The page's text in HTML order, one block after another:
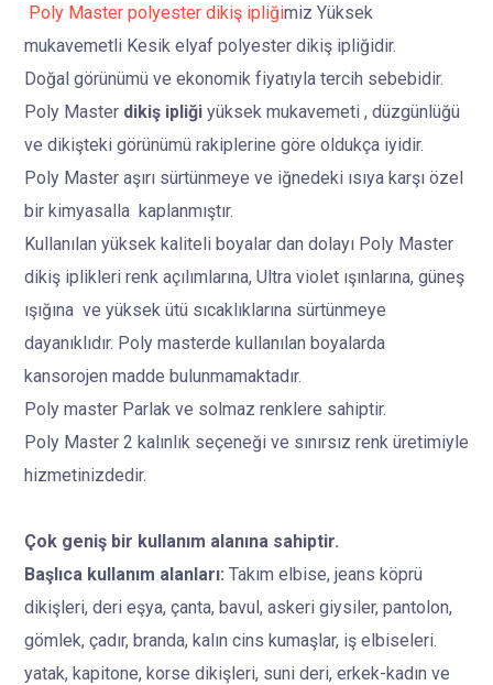
Poly Master polyester dikiş ipliğimiz Yüksek
mukavemetli Kesik elyaf polyester dikiş ipliğidir.
Doğal görünümü ve ekonomik fiyatıyla tercih sebebidir.
Poly Master dikiş ipliği yüksek mukavemeti , düzgünlüğü
ve dikişteki görünümü rakiplerine göre oldukça iyidir.
Poly Master aşırı sürtünmeye ve iğnedeki ısıya karşı özel
bir kimyasalla kaplanmıştır.
Kullanılan yüksek kaliteli boyalar dan dolayı Poly Master
dikiş iplikleri renk açılımlarına, Ultra violet ışınlarına, güneş
ışığına ve yüksek ütü sıcaklıklarına sürtünmeye
dayanıklıdır. Poly masterde kullanılan boyalarda
kansorojen madde bulunmamaktadır.
Poly master Parlak ve solmaz renklere sahiptir.
Poly Master 2 kalınlık seçeneği ve sınırsız renk üretimiyle
hizmetinizdedir.
Çok geniş bir kullanım alanına sahiptir.
Başlıca kullanım alanları: Takım elbise, jeans köprü
dikişleri, deri eşya, çanta, bavul, askeri giysiler, pantolon,
gömlek, çadır, branda, kalın cins kumaşlar, iş elbiseleri.
yatak, kapitone, korse dikişleri, suni deri, erkek-kadın ve